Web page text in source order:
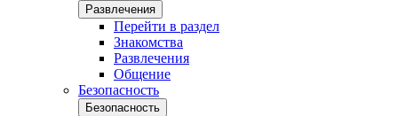
Развлечения
Перейти в раздел
Знакомства
Развлечения
Общение
Безопасность
Безопасность